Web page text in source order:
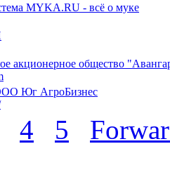
MYKA.RU - всё о муке
акционерное общество
Юг АгроБизнес
4 5